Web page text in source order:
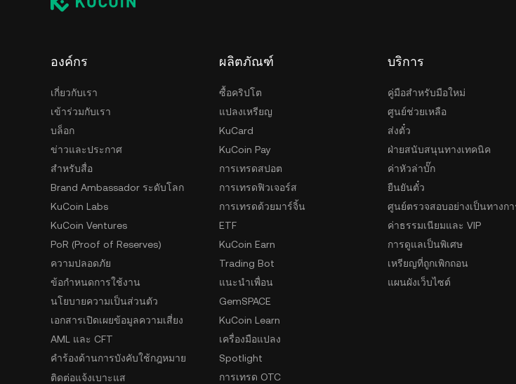
องค์กร
เกี่ยวกับเรา
เข้าร่วมกับเรา
บล็อก
ข่าวและประกาศ
สำหรับสื่อ
Brand Ambassador ระดับโลก
KuCoin Labs
KuCoin Ventures
PoR (Proof of Reserves)
ความปลอดภัย
ข้อกำหนดการใช้งาน
นโยบายความเป็นส่วนตัว
เอกสารเปิดเผยข้อมูลความเสี่ยง
AML และ CFT
คำร้องด้านการบังคับใช้กฎหมาย
ติดต่อแจ้งเบาะแส
ผลิตภัณฑ์
ซื้อคริปโต
แปลงเหรียญ
KuCard
KuCoin Pay
การเทรดสปอต
การเทรดฟิวเจอร์ส
การเทรดด้วยมาร์จิ้น
ETF
KuCoin Earn
Trading Bot
แนะนำเพื่อน
GemSPACE
KuCoin Learn
เครื่องมือแปลง
Spotlight
การเทรด OTC
บริการ
คู่มือสำหรับมือใหม่
ศูนย์ช่วยเหลือ
ส่งตั๋ว
ฝ่ายสนับสนุนทางเทคนิค
ค่าหัวล่าบั๊ก
ยืนยันตั๋ว
ศูนย์ตรวจสอบอย่างเป็นทางกา
ค่าธรรมเนียมและ VIP
การดูแลเป็นพิเศษ
เหรียญที่ถูกเพิกถอน
แผนผังเว็บไซต์